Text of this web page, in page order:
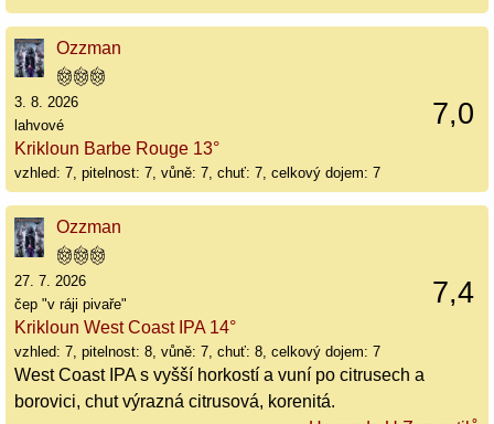
Ozzman
7,0
3. 8. 2026
lahvové
Krikloun Barbe Rouge 13°
vzhled: 7, pitelnost: 7, vůně: 7, chuť: 7, celkový dojem: 7
Ozzman
7,4
27. 7. 2026
čep "v ráji pivaře"
Krikloun West Coast IPA 14°
vzhled: 7, pitelnost: 8, vůně: 7, chuť: 8, celkový dojem: 7
West Coast IPA s vyšší horkostí a vuní po citrusech a
borovici, chut výrazná citrusová, korenitá.